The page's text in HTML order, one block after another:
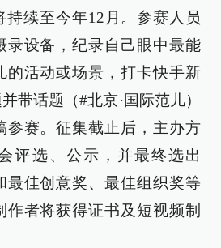
持续至今年12月。参赛人员
录设备，纪录自己眼中最能
的活动或场景，打卡快手新
带话题（#北京·国际范儿）
参赛。征集截止后，主办方
评选、公示，并最终选出
最佳创意奖、最佳组织奖等
作者将获得证书及短视频制